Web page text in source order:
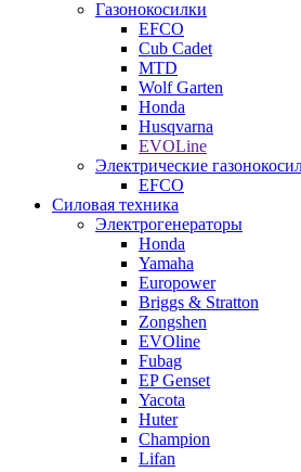
Газонокосилки
EFCO
Cub Cadet
MTD
Wolf Garten
Honda
Husqvarna
EVOLine
Электрические
EFCO
Силовая техника
Электрогенераторы
Honda
Yamaha
Europower
Briggs & Stratton
Zongshen
EVOline
Fubag
EP Genset
Yacota
Huter
Champion
Lifan